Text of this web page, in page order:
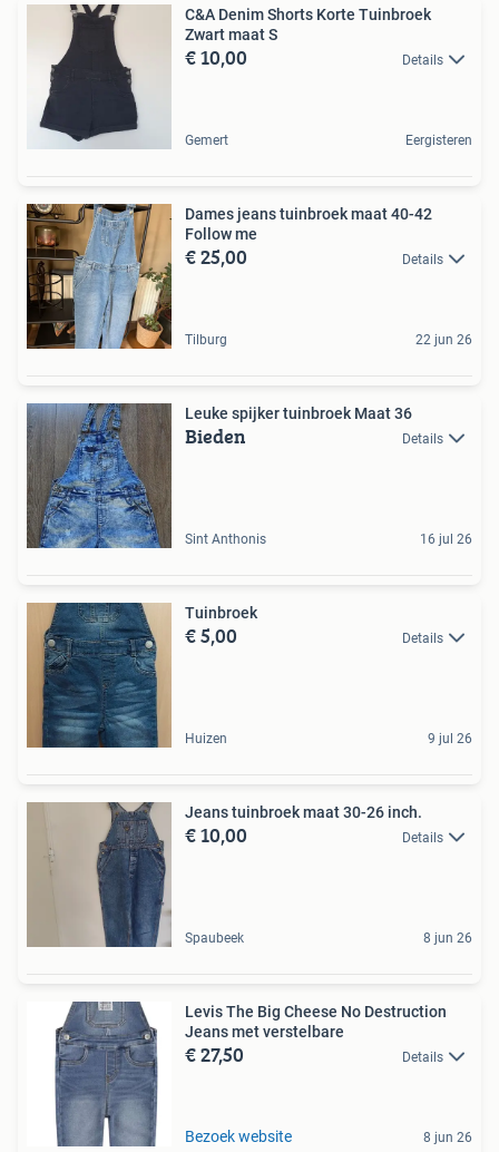
C&A Denim Shorts Korte Tuinbroek
Zwart maat S
€ 10,00 Details
Gemert Eergisteren
Dames jeans tuinbroek maat 40-42
Follow me
€ 25,00 Details
Tilburg 22 jun 26
Leuke spijker tuinbroek Maat 36
Bieden Details
Sint Anthonis 16 jul 26
Tuinbroek
€ 5,00 Details
Huizen 9 jul 26
Jeans tuinbroek maat 30-26 inch.
€ 10,00 Details
Spaubeek 8 jun 26
Levis The Big Cheese No Destruction
Jeans met verstelbare
€ 27,50 Details
Bezoek website 8 jun 26